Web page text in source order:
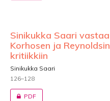
Sinikukka Saari vastaa
Korhosen ja Reynoldsin
kritiikkiin
Sinikukka Saari
126–128
PDF